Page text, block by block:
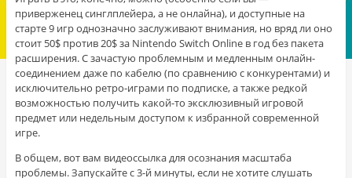
приверженец синглплейера, а не онлайна), и доступные на
старте 9 игр однозначно заслуживают внимания, но вряд ли оно
стоит 50$ против 20$ за Nintendo Switch Online в год без пакета
расширения. С зачастую проблемным и медленным онлайн-
соединением даже по кабелю (по сравнению с конкурентами) и
исключительно ретро-играми по подписке, а также редкой
возможностью получить какой-то эксклюзивный игровой
предмет или недельным доступом к избранной современной
игре.
В общем, вот вам видеоссылка для осознания масштаба
проблемы. Запускайте с 3-й минуты, если не хотите слушать